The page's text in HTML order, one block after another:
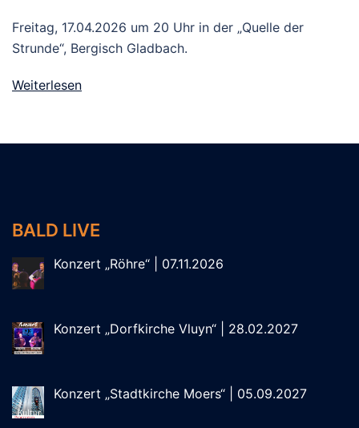
Freitag, 17.04.2026 um 20 Uhr in der „Quelle der
Strunde“, Bergisch Gladbach.
Weiterlesen
BALD LIVE
Konzert „Röhre“ | 07.11.2026
Konzert „Dorfkirche Vluyn“ | 28.02.2027
Konzert „Stadtkirche Moers“ | 05.09.2027